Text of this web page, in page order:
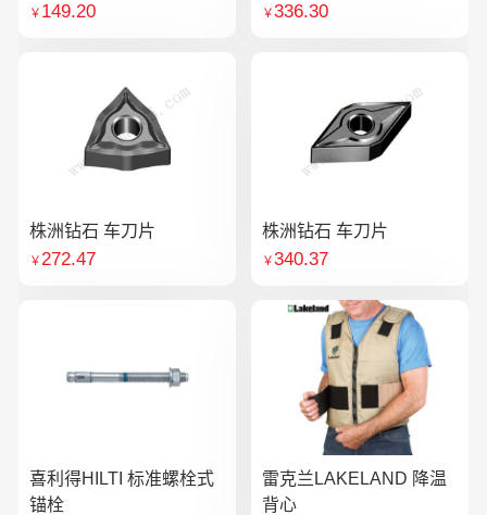
￥ 149.20 ￥336.30
株洲钻石 车刀片
￥272.47
株洲钻石 车刀片
￥340.37
喜利得HILTI 标准螺栓式
锚栓
雷克兰LAKELAND 降温
背心